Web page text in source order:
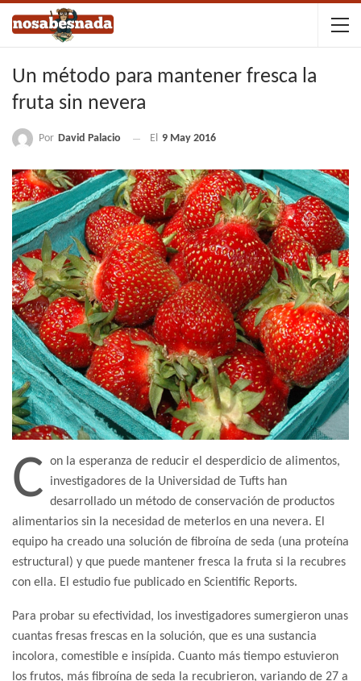
Un método para mantener fresca la
fruta sin nevera
Por David Palacio El 9 May 2016
C on la esperanza de reducir el desperdicio de alimentos,
investigadores de la Universidad de Tufts han
desarrollado un método de conservación de productos
alimentarios sin la necesidad de meterlos en una nevera. El
equipo ha creado una solución de fibroína de seda (una proteína
estructural) y que puede mantener fresca la fruta si la recubres
con ella. El estudio fue publicado en Scientific Reports.
Para probar su efectividad, los investigadores sumergieron unas
cuantas fresas frescas en la solución, que es una sustancia
incolora, comestible e insípida. Cuanto más tiempo estuvieron
los frutos, más fibroína de seda la recubrieron, variando de 27 a